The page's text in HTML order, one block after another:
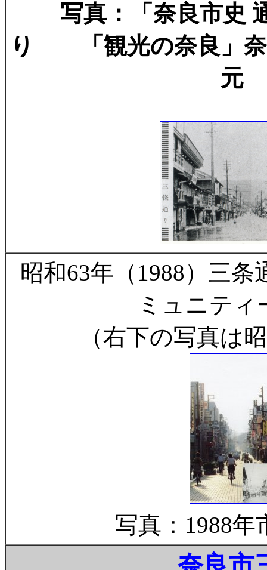
写真：「奈良市史
り 「観光の奈良」奈
元
昭和63年（1988）三
ミュニティ
（右下の写真は
写真：1988年